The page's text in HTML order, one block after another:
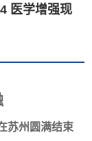
医学增强现
苏州圆满结束